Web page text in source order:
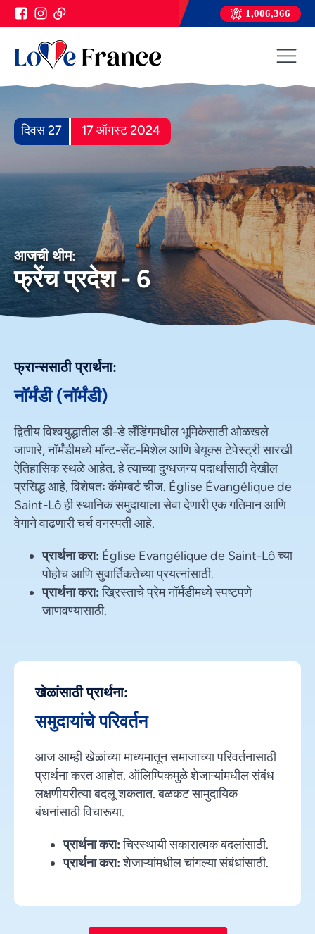
1,006,366
दिवस 27 17 ऑगस्ट 2024
आजची थीम:
फ्रेंच प्रदेश - 6
फ्रान्ससाठी प्रार्थना:
नॉर्मंडी (नॉर्मंडी)
द्वितीय विश्वयुद्धातील डी-डे लँडिंगमधील भूमिकेसाठी ओळखले
जाणारे, नॉर्मंडीमध्ये मॉन्ट-सेंट-मिशेल आणि बेयूक्स टेपेस्ट्री सारखी
ऐतिहासिक स्थळे आहेत. हे त्याच्या दुग्धजन्य पदार्थांसाठी देखील
प्रसिद्ध आहे, विशेषतः कॅमेम्बर्ट चीज. Église Évangélique de
Saint-Lô ही स्थानिक समुदायाला सेवा देणारी एक गतिमान आणि
वेगाने वाढणारी चर्च वनस्पती आहे.
प्रार्थना करा: Église Evangélique de Saint-Lô च्या
पोहोच आणि सुवार्तिकतेच्या प्रयत्नांसाठी.
प्रार्थना करा:ख्रिस्ताचे प्रेम नॉर्मंडीमध्ये स्पष्टपणे
जाणवण्यासाठी.
खेळांसाठी प्रार्थना:
समुदायांचे परिवर्तन
आज आम्ही खेळांच्या माध्यमातून समाजाच्या परिवर्तनासाठी
प्रार्थना करत आहोत. ऑलिम्पिकमुळे शेजाऱ्यांमधील संबंध
लक्षणीयरीत्या बदलू शकतात. बळकट सामुदायिक
बंधनांसाठी विचारूया.
प्रार्थना करा:चिरस्थायी सकारात्मक बदलांसाठी.
प्रार्थना करा:शेजाऱ्यांमधील चांगल्या संबंधांसाठी.